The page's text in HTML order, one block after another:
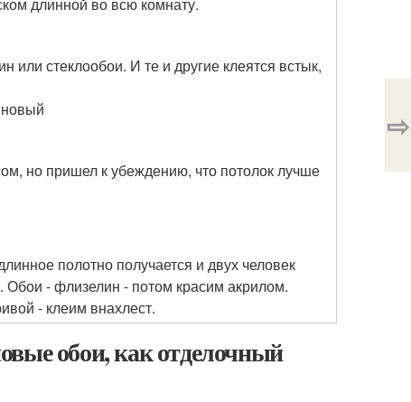
или стеклообои. И те и другие клеятся встык,
но пришел к убеждению, что потолок лучше
полотно получается и двух человек
Обои - флизелин - потом красим акрилом.
- клеим внахлест.
обои, как отделочный
⇨